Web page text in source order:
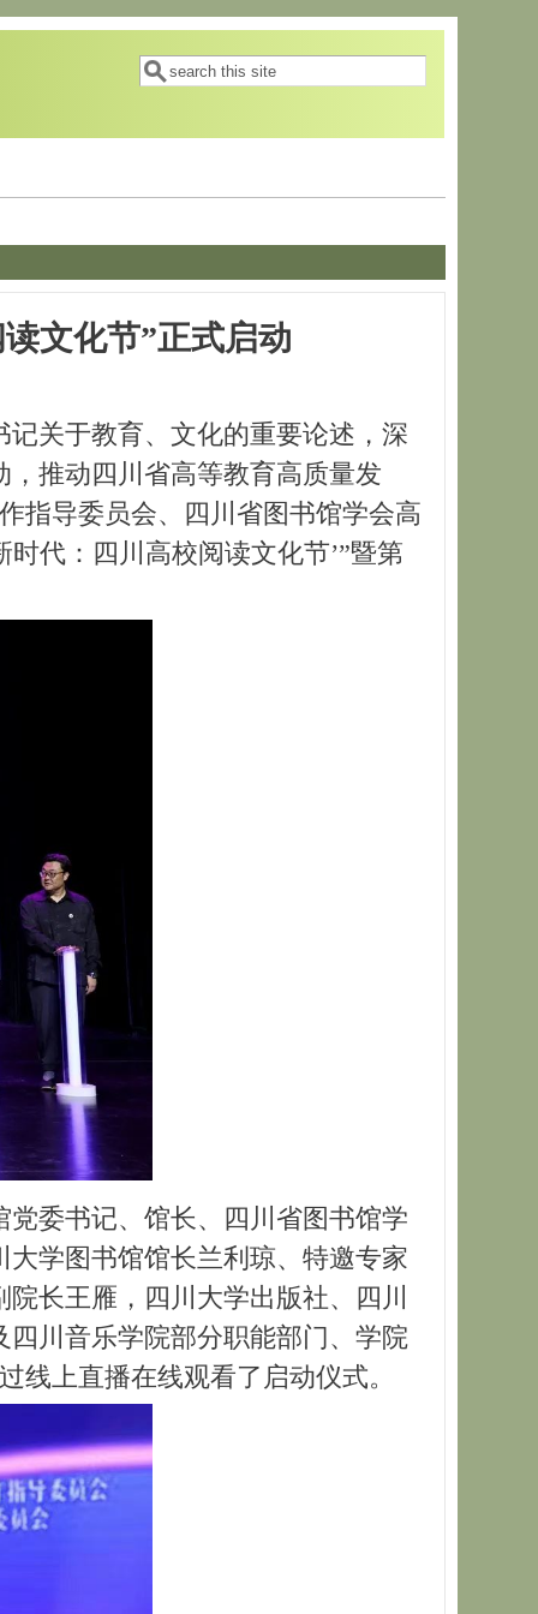
搜索表单
搜索
文化节”正式启动
关于教育、文化的重要论述，深
，推动四川省高等教育高质量发
指导委员会、四川省图书馆学会高
代：四川高校阅读文化节’”暨第
委书记、馆长、四川省图书馆学
学图书馆馆长兰利琼、特邀专家
长王雁，四川大学出版社、四川
川音乐学院部分职能部门、学院
线上直播在线观看了启动仪式。